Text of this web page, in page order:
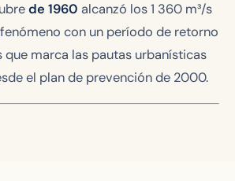
de 1960 alcanzó los 1 360 m³/s
con un período de retorno
que marca las pautas urbanísticas
el plan de prevención de 2000.